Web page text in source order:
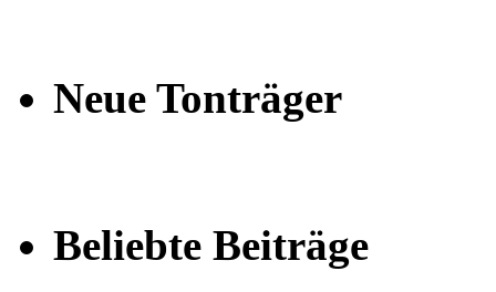
Neue Tonträger
Beliebte Beiträge